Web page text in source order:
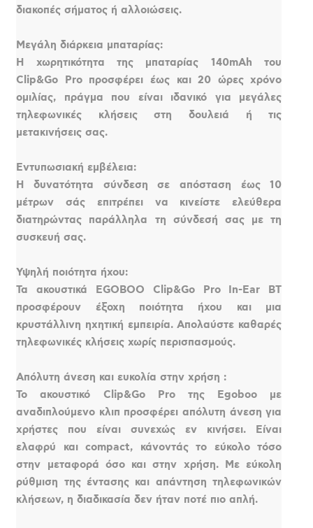
διακοπές σήματος ή αλλοιώσεις.
Μεγάλη διάρκεια μπαταρίας:
Η χωρητικότητα της μπαταρίας 140mAh του
Clip&Go Pro προσφέρει έως και 20 ώρες χρόνο
ομιλίας, πράγμα που είναι ιδανικό για μεγάλες
τηλεφωνικές κλήσεις στη δουλειά ή τις
μετακινήσεις σας.
Εντυπωσιακή εμβέλεια:
Η δυνατότητα σύνδεση σε απόσταση έως 10
μέτρων σάς επιτρέπει να κινείστε ελεύθερα
διατηρώντας παράλληλα τη σύνδεσή σας με τη
συσκευή σας.
Υψηλή ποιότητα ήχου:
Τα ακουστικά EGOBOO Clip&Go Pro In-Ear BT
προσφέρουν έξοχη ποιότητα ήχου και μια
κρυστάλλινη ηχητική εμπειρία. Απολαύστε καθαρές
τηλεφωνικές κλήσεις χωρίς περισπασμούς.
Απόλυτη άνεση και ευκολία στην χρήση :
Το ακουστικό Clip&Go Pro της Egoboo με
αναδιπλούμενο κλιπ προσφέρει απόλυτη άνεση για
χρήστες που είναι συνεχώς εν κινήσει. Είναι
ελαφρύ και compact, κάνοντάς το εύκολο τόσο
στην μεταφορά όσο και στην χρήση. Με εύκολη
ρύθμιση της έντασης και απάντηση τηλεφωνικών
κλήσεων, η διαδικασία δεν ήταν ποτέ πιο απλή.